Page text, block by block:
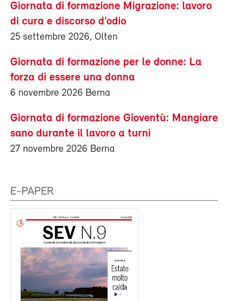
Giornata di formazione Migrazione: lavoro
di cura e discorso d’odio
25 settembre 2026, Olten
Giornata di formazione per le donne: La
forza di essere una donna
6 novembre 2026 Berna
Giornata di formazione Gioventù: Mangiare
sano durante il lavoro a turni
27 novembre 2026 Berna
E-PAPER